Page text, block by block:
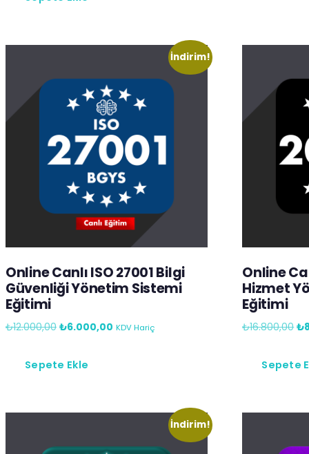
İndirim!
Online Canlı ISO 27001 Bilgi
Güvenliği Yönetim Sistemi
Eğitimi
₺12.000,00 ₺6.000,00 KDV Hariç
Sepete Ekle
Online
Hizmet
Eğitimi
₺16.800,00 ₺
Sepete
İndirim!